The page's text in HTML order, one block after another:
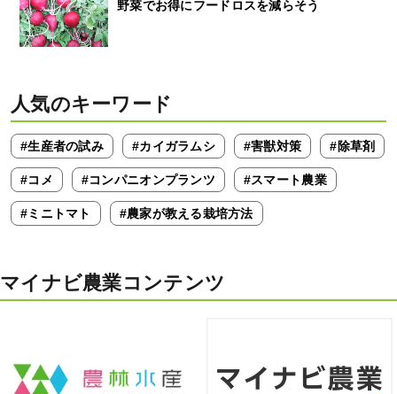
野菜でお得にフードロスを減らそう
人気のキーワード
#生産者の試み #カイガラムシ #害獣対策 #除草剤
#コメ #コンパニオンプランツ #スマート農業
#ミニトマト #農家が教える栽培方法
マイナビ農業コンテンツ